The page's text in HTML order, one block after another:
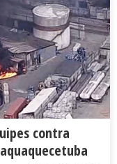
contra